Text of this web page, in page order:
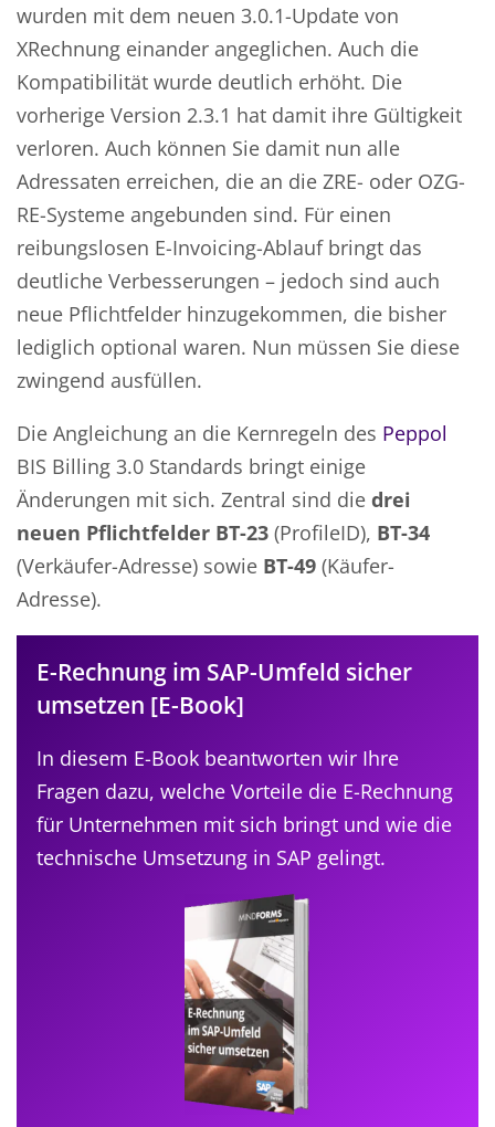
wurden mit dem neuen 3.0.1-Update von
XRechnung einander angeglichen. Auch die
Kompatibilität wurde deutlich erhöht. Die
vorherige Version 2.3.1 hat damit ihre Gültigkeit
verloren. Auch können Sie damit nun alle
Adressaten erreichen, die an die ZRE- oder OZG-
RE-Systeme angebunden sind. Für einen
reibungslosen E-Invoicing-Ablauf bringt das
deutliche Verbesserungen – jedoch sind auch
neue Pflichtfelder hinzugekommen, die bisher
lediglich optional waren. Nun müssen Sie diese
zwingend ausfüllen.
Die Angleichung an die Kernregeln des Peppol
BIS Billing 3.0 Standards bringt einige
Änderungen mit sich. Zentral sind die drei
neuen Pflichtfelder BT-23 (ProfileID), BT-34
(Verkäufer-Adresse) sowie BT-49 (Käufer-
Adresse).
E-Rechnung im SAP-Umfeld sicher
umsetzen [E-Book]
In diesem E-Book beantworten wir Ihre
Fragen dazu, welche Vorteile die E-Rechnung
für Unternehmen mit sich bringt und wie die
technische Umsetzung in SAP gelingt.